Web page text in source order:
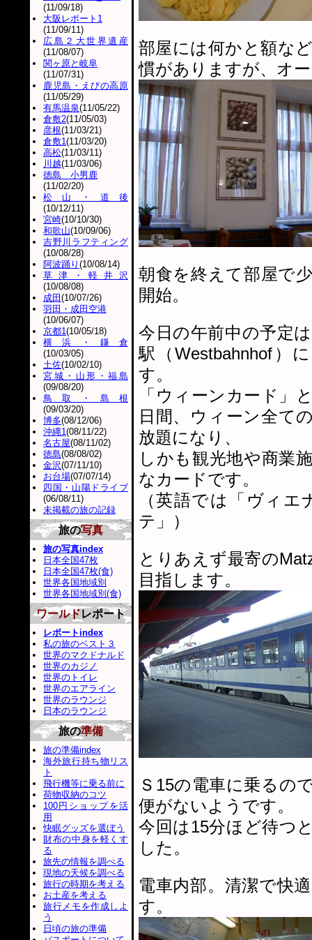
部屋には何かと額な
慣がありますが、オ
朝食を終えて部屋で
開始。
今日の午前中の予定
駅（Westbahnhof）
す。
「ウィーンカード」
日間、ウィーン全て
放題になり、
しかも観光地や商業
なカードです。
（英語では「ヴィ
テ」）
とりあえず最寄の
目指します。
Ｓ15の電車に乗るの
便がないようです。
今回は15分ほど待つ
した。
電車内部。清潔で快
す。
(11/09/18)
大阪レポート1
(11/09/11)
広島２大世界遺産
(11/08/07)
関ヶ原と岐阜
(11/07/31)
鹿児島・えびの高原
(11/05/29)
有馬温泉(11/05/22)
倉敷2(11/05/03)
彦根(11/03/21)
倉敷1(11/03/20)
高松(11/03/11)
川越(11/03/06)
徳島 小男鹿
(11/02/20)
松山・道後
(10/12/11)
宮崎(10/10/30)
和歌山(10/09/06)
吉野川ラフティング
(10/08/28)
阿波踊り (10/08/14)
草津・軽井沢
(10/08/08)
成田 (10/07/26)
羽田・成田空港
(10/06/07)
京都1(10/05/18)
横浜・鎌倉
(10/03/05)
土佐(10/02/10)
宮城・山形・福島
(09/08/20)
鳥取・島根
(09/03/20)
博多(08/12/06)
沖縄1(08/11/22)
名古屋(08/11/02)
徳島(08/08/02)
金沢(07/11/10)
お台場(07/07/14)
四国・山陽ドライブ
(06/08/11)
未掲載の旅の記録
旅の写真
旅の写真index
日本全国47枚
日本全国47枚(食)
世界各国地域別
世界各国地域別(食)
ワールドレポート
レポートindex
私の旅のベスト３
世界のマクドナルド
世界のカジノ
世界のトイレ
世界のエアライン
世界のラウンジ
日本のラウンジ
旅の準備
旅の準備index
海外旅行持ち物リス
ト
飛行機等に乗る前に
荷物収納のコツ
100円ショップを活
用
快眠グッズを選ぼう
財布の中身を軽くす
る
旅先の情報を調べる
現地の天候を調べる
旅行の時期を考える
お土産を考える
旅行メモを作成しよ
う
日頃の旅の準備